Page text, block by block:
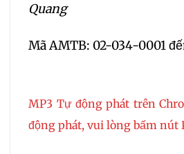
Quang
Mã AMTB: 02-034-0001
MP3 Tự động phát trên
động phát, vui lòng bấm nút